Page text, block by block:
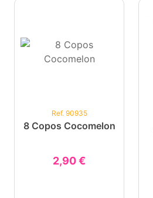
Ref. 90935
8 Copos Cocomelon
2,90 €